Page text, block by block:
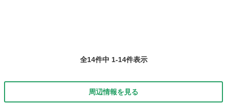
全14件中 1-14件表示
周辺情報を見る